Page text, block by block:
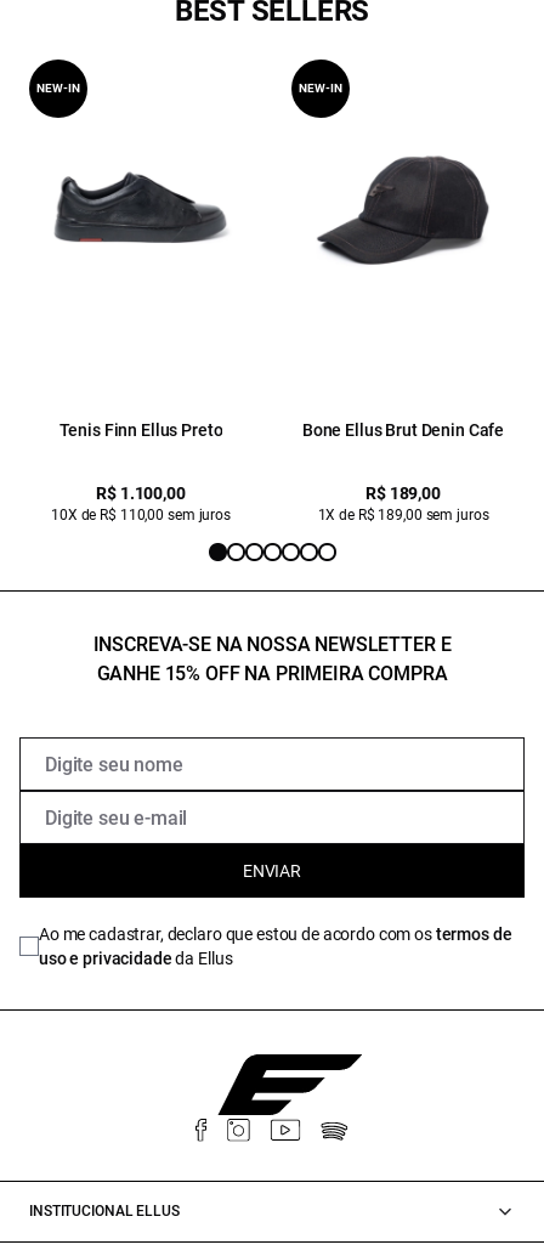
BEST SELLERS
Tenis Finn Ellus Preto
R$ 1.100,00
10X de R$ 110,00 sem juros
NEW-IN
Bone Ellus Brut Denin Cafe
R$ 189,00
1X de R$ 189,00 sem juros
NEW-IN
INSCREVA-SE NA NOSSA NEWSLETTER E
GANHE 15% OFF NA PRIMEIRA COMPRA
ENVIAR
Ao me cadastrar, declaro que estou de acordo com ostermos de
uso e privacidadeda Ellus
INSTITUCIONAL ELLUS